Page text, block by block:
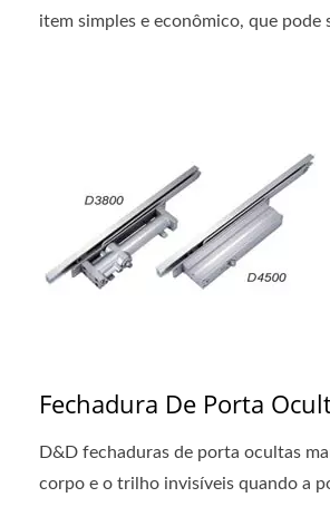
item simples e econômico, que pode
Fechadura De Porta
D&D fechaduras de porta ocultas
corpo e o trilho invisíveis quando a